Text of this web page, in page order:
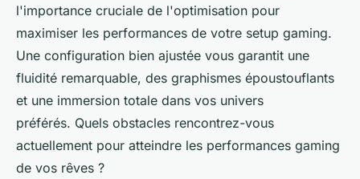
Dinaïs•23/05/2026 13:29•7 min de lecture
l'importance cruciale de l'optimisation pour
maximiser les performances de votre setup gaming.
Une configuration bien ajustée vous garantit une
fluidité remarquable, des graphismes époustouflants
et une immersion totale dans vos univers
préférés. Quels obstacles rencontrez-vous
actuellement pour atteindre les performances gaming
de vos rêves ?